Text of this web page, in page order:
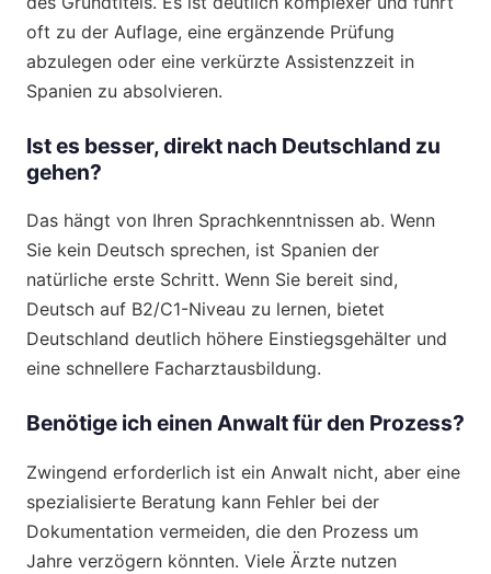
oft zu der Auflage, eine ergänzende Prüfung
abzulegen oder eine verkürzte Assistenzzeit in
Spanien zu absolvieren.
Ist es besser, direkt nach Deutschland zu
gehen?
Das hängt von Ihren Sprachkenntnissen ab. Wenn
Sie kein Deutsch sprechen, ist Spanien der
natürliche erste Schritt. Wenn Sie bereit sind,
Deutsch auf B2/C1-Niveau zu lernen, bietet
Deutschland deutlich höhere Einstiegsgehälter und
eine schnellere Facharztausbildung.
Benötige ich einen Anwalt für den Prozess?
Zwingend erforderlich ist ein Anwalt nicht, aber eine
spezialisierte Beratung kann Fehler bei der
Dokumentation vermeiden, die den Prozess um
Jahre verzögern könnten. Viele Ärzte nutzen